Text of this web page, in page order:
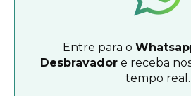
Entre para o
Desbravador e receba
tempo real.